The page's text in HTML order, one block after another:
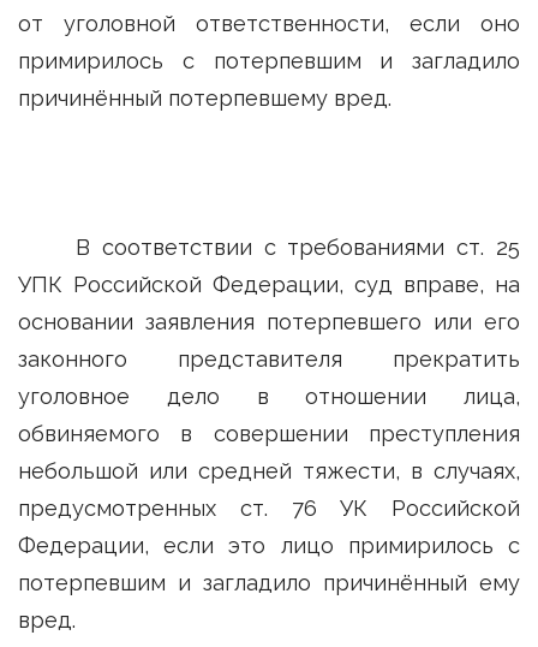
от уголовной ответственности, если оно
примирилось с потерпевшим и загладило
причинённый потерпевшему вред.
В соответствии с требованиями ст. 25
УПК Российской Федерации, суд вправе, на
основании заявления потерпевшего или его
законного представителя прекратить
уголовное дело в отношении лица,
обвиняемого в совершении преступления
небольшой или средней тяжести, в случаях,
предусмотренных ст. 76 УК Российской
Федерации, если это лицо примирилось с
потерпевшим и загладило причинённый ему
вред.